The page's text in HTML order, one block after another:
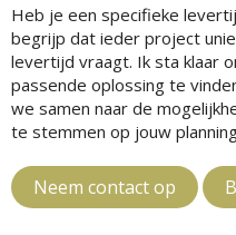
Heb je een specifieke
begrijp dat ieder project
levertijd vraagt. Ik sta klaar
passende oplossing te
we samen naar de
te stemmen op jouw
Neem contact op